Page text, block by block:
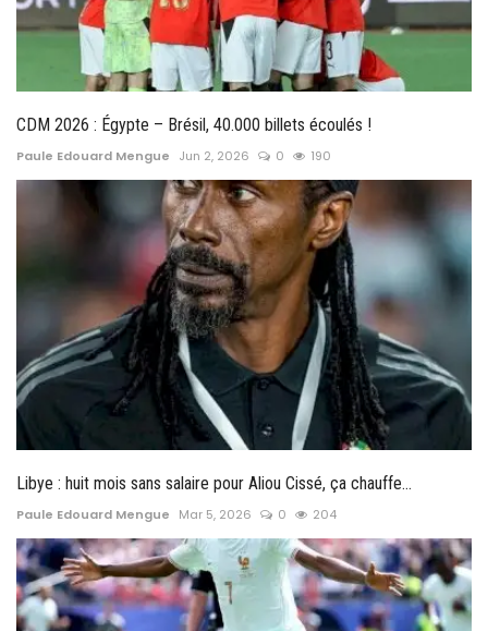
CDM 2026 : Égypte – Brésil, 40.000 billets écoulés !
Paule Edouard Mengue Jun 2, 2026 0 190
Libye : huit mois sans salaire pour Aliou Cissé, ça chauffe...
Paule Edouard Mengue Mar 5, 2026 0 204